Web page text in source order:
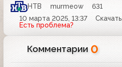
НТВ murmeow
631
10 марта 2025, 13:37
Скачать
Есть проблема?
Комментарии 0